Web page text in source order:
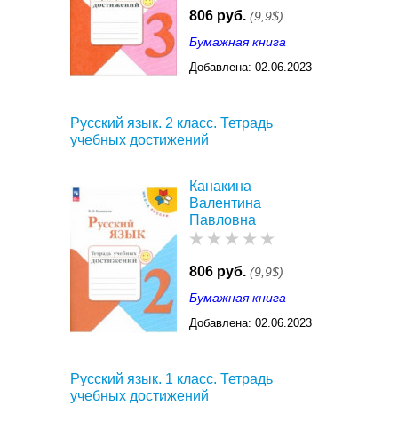
806 руб. (9,9$)
Бумажная книга
Добавлена: 02.06.2023
Русский язык. 2 класс. Тетрадь
учебных достижений
Канакина
Валентина
Павловна
806 руб. (9,9$)
Бумажная книга
Добавлена: 02.06.2023
Русский язык. 1 класс. Тетрадь
учебных достижений